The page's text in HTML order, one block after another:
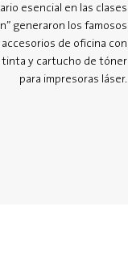
esencial en las clases
generaron los famosos
de oficina con
y cartucho de tóner
para impresoras láser.